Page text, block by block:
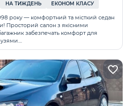
НА ТИЖДЕНЬ ЕКОНОМ КЛАСУ
року — комфортний та місткий седан
Просторий салон з якісними
забезпечать комфорт для